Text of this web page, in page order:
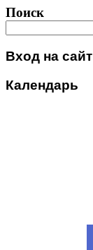
Поиск
Вход на сайт
Календарь